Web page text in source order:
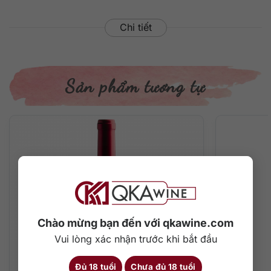
Chào mừng bạn đến với qkawine.com
Vui lòng xác nhận trước khi bắt đầu
Đủ 18 tuổi Chưa đủ 18 tuổi
Chi tiết
Sản phẩm tương tự